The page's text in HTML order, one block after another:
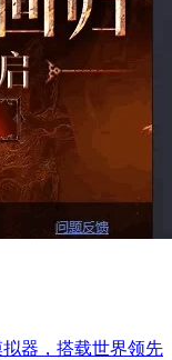
器，搭载世界领先